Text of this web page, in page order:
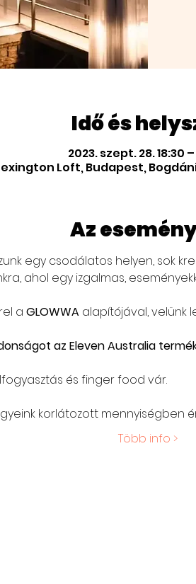
Idő és
2023. szept. 28. 18:30
Loft, Budapest, Bogdáni
Az
egy csodálatos helyen, sok
ahol egy izgalmas,
a GLOWWA alapítójával, velünk
az Eleven Australia
és finger food vár.
korlátozott
Több info >